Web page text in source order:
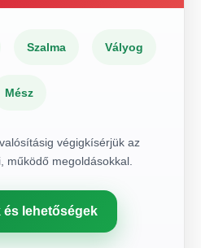
Szalma Vályog
Mész
végigkísérjük az
működő megoldásokkal.
és lehetőségek